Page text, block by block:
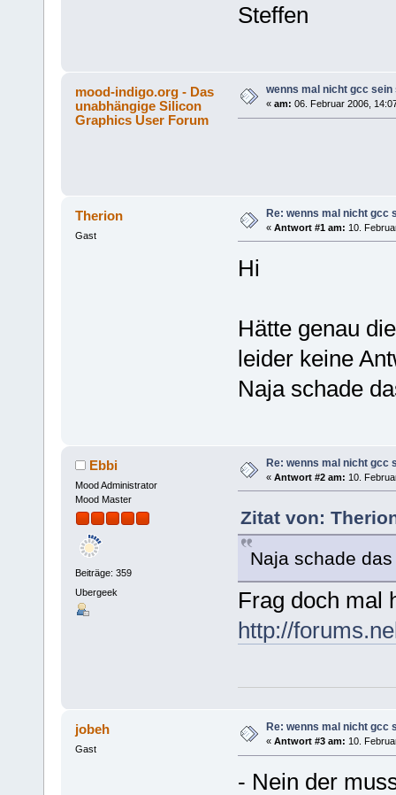
Steffen
mood-indigo.org - Das
unabhängige Silicon
Graphics User Forum
wenns mal nicht gcc sein
« am: 06. Februar 2006,
Therion
Gast
Re: wenns mal nicht gcc
« Antwort #1 am: 10.
Hi
Hätte genau
leider keine
Naja schade
Ebbi
Mood Administrator
Mood Master
Beiträge: 359
Ubergeek
Re: wenns mal nicht gcc
« Antwort #2 am: 10.
Zitat von:
Naja schade
Frag doch mal
http://
jobeh
Gast
Re: wenns mal nicht gcc
« Antwort #3 am: 10.
- Nein der